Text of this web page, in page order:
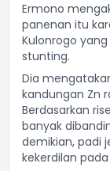
Ermono
panenan itu
Kulonrogo
stunting.
Dia
kandungan Zn
Berdasarkan
banyak
demikian, padi
kekerdilan